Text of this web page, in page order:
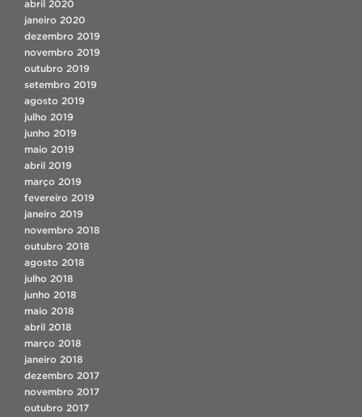
abril 2020
janeiro 2020
dezembro 2019
novembro 2019
outubro 2019
setembro 2019
agosto 2019
julho 2019
junho 2019
maio 2019
abril 2019
março 2019
fevereiro 2019
janeiro 2019
novembro 2018
outubro 2018
agosto 2018
julho 2018
junho 2018
maio 2018
abril 2018
março 2018
janeiro 2018
dezembro 2017
novembro 2017
outubro 2017